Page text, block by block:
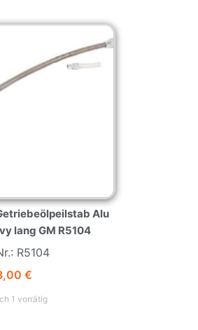
Alu
lang GM R5104
R5104
€
1 vorrätig